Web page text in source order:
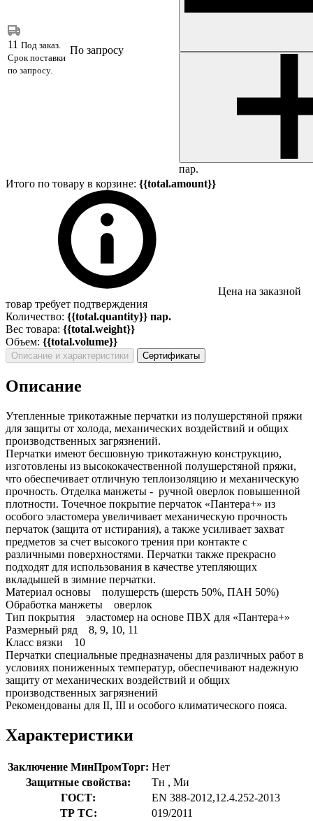
11 Под заказ.
Срок поставки
по запросу.
По запросу
пар.
Итого по товару в корзине: {{total.amount}}
Цена на заказной
товар требует подтверждения
Количество: {{total.quantity}} пар.
Вес товара: {{total.weight}}
Объем: {{total.volume}}
Описание и характеристики Сертификаты
Описание
Утепленные трикотажные перчатки из полушерстяной пряжи
для защиты от холода, механических воздействий и общих
производственных загрязнений.
Перчатки имеют бесшовную трикотажную конструкцию,
изготовлены из высококачественной полушерстяной пряжи,
что обеспечивает отличную теплоизоляцию и механическую
прочность. Отделка манжеты - ручной оверлок повышенной
плотности. Точечное покрытие перчаток «Пантера+» из
особого эластомера увеличивает механическую прочность
перчаток (защита от истирания), а также усиливает захват
предметов за счет высокого трения при контакте с
различными поверхностями. Перчатки также прекрасно
подходят для использования в качестве утепляющих
вкладышей в зимние перчатки.
Материал основы полушерсть (шерсть 50%, ПАН 50%)
Обработка манжеты оверлок
Тип покрытия эластомер на основе ПВХ для «Пантера+»
Размерный ряд 8, 9, 10, 11
Класс вязки 10
Перчатки специальные предназначены для различных работ в
условиях пониженных температур, обеспечивают надежную
защиту от механических воздействий и общих
производственных загрязнений
Рекомендованы для II, III и особого климатического пояса.
Характеристики
Заключение МинПромТорг: Нет
Защитные свойства:
Тн , Ми
ГОСТ:
EN 388-2012,12.4.252-2013
ТР ТС:
019/2011